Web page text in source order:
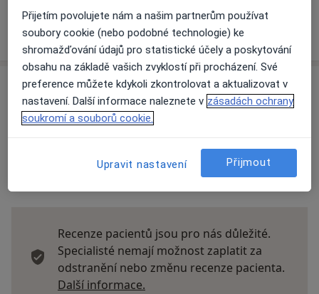
Víceo adrese
Názory
Přidejte svůj názor
11 názorů
Recenze pacientů jsou pro nás důležité.
Specialisté nemají možnost zaplatit za
odstranění nebo změnu recenze pacienta.
Další informace.
Přijetím povolujete nám a našim partnerům používat
soubory cookie (nebo podobné technologie) ke
shromažďování údajů pro statistické účely a poskytování
obsahu na základě vašich zvyklostí při procházení. Své
preference můžete kdykoli zkontrolovat a aktualizovat v
nastavení. Další informace naleznete v zásadách ochrany
soukromí a souborů cookie.
Upravit nastavení Přijmout